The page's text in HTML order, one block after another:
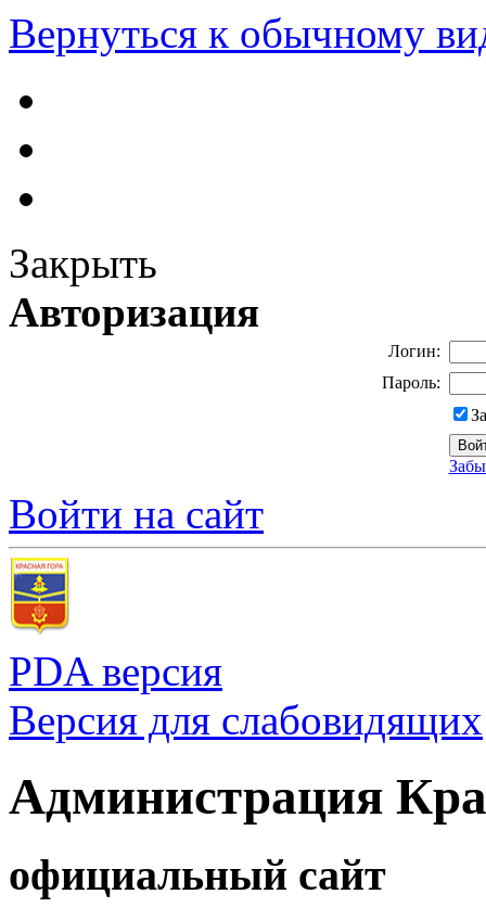
Вернуться к обычному
Закрыть
Авторизация
Логин:
Пароль:
Войти на сайт
PDA версия
Версия для слабовидящих
Администрация
официальный сайт